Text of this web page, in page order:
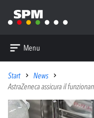
Menu
Start
News
AstraZeneca assicura il